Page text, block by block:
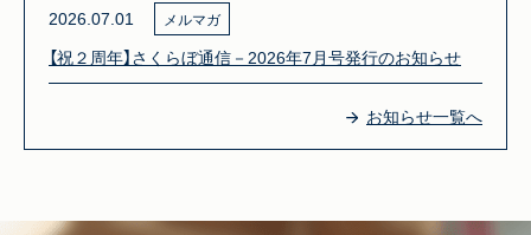
2026.07.01 メルマガ
【祝２周年】さくらぼ通信－2026年7月号発行のお知らせ
お知らせ一覧へ